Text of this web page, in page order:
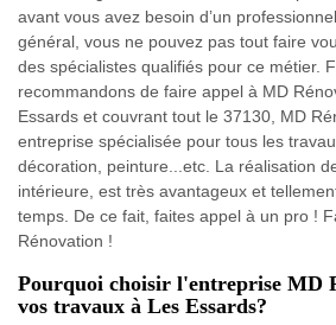
avant vous avez besoin d’un
général, vous ne pouvez pas tout faire
des spécialistes qualifiés pour ce métier.
recommandons de faire appel à MD
Essards et couvrant tout le 37130, MD
entreprise spécialisée pour tous les
décoration, peinture...etc. La réalisation
intérieure, est très avantageux et
temps. De ce fait, faites appel à un pro !
Rénovation !
Pourquoi choisir l'entreprise MD
vos travaux à Les Essards?